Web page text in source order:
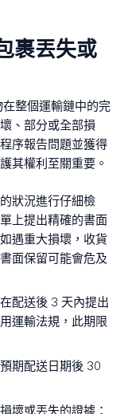
裹丟失或
整個運輸鏈中的完
、部分或全部損
序報告問題並獲得
其權利至關重要。
狀況進行仔細檢
上提出精確的書面
遇重大損壞，收貨
面保留可能會危及
配送後 3 天內提出
運輸法規，此期限
期配送日期後 30
壞或丟失的證據：